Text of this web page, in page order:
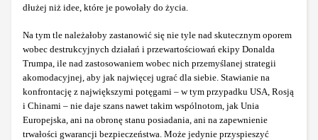
dłużej niż idee, które je powołały do życia.
Na tym tle należałoby zastanowić się nie tyle nad skutecznym oporem
wobec destrukcyjnych działań i przewartościowań ekipy Donalda
Trumpa, ile nad zastosowaniem wobec nich przemyślanej strategii
akomodacyjnej, aby jak najwięcej ugrać dla siebie. Stawianie na
konfrontację z największymi potęgami – w tym przypadku USA, Rosją
i Chinami – nie daje szans nawet takim wspólnotom, jak Unia
Europejska, ani na obronę stanu posiadania, ani na zapewnienie
trwałości gwarancji bezpieczeństwa. Może jedynie przyspieszyć